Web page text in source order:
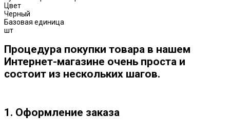
Цвет
Черный
Базовая единица
шт
Процедура покупки товара в нашем
Интернет-магазине очень проста и
состоит из нескольких шагов.
1. Оформление заказа